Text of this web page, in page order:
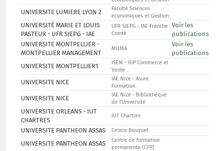
UNIVERSITE LUMIERE LYON 2
Faculté Sciences
économiques et Gestion
UNIVERSITÉ MARIE ET LOUIS
PASTEUR - UFR SJEPG - IAE
UFR SJEPG - IAE Franche
Comté
Voir les
publications
UNIVERSITE MONTPELLIER -
MONTPELLIER MANAGEMENT
MOMA
Voir les
publications
UNIVERSITE MONTPELLIER1
ISEM - IUP Commerce et
Vente
UNIVERSITE NICE
IAE Nice - Asure
Formation
UNIVERSITE NICE
IAE Nice - Bibliothèque
de l'Université
UNIVERSITE ORLEANS - IUT
CHARTRES
IUT Chartres
UNIVERSITE PANTHEON ASSAS Centre Bosquet
UNIVERSITE PANTHEON ASSAS
Centre de formation
permanente (CFP)